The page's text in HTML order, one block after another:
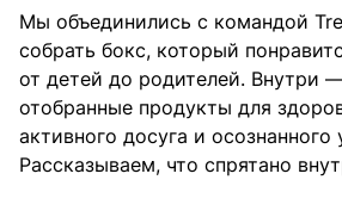
Мы объединились с командой
собрать бокс, который
от детей до родителей. Внутри
отобранные продукты для
активного досуга и осознанного
Рассказываем, что спрятано